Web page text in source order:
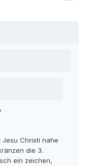
Jesu Christi nahe
die 3.
ein zeichen,